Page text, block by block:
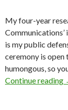
My four-year
Communications’
is my public
ceremony is open
humongous, so
Continue reading